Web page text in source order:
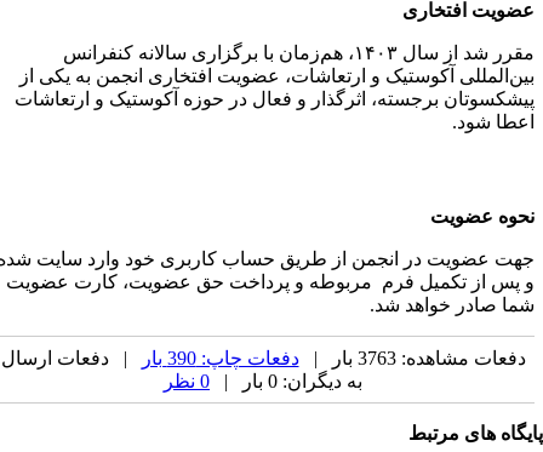
افتخاری
مقرر شد از سال ۱۴۰۳، هم‌زمان با برگزاری سالانه کنفرانس
آکوستیک و ارتعاشات، عضویت افتخاری انجمن به یکی از
برجسته، اثرگذار و فعال در حوزه آکوستیک و ارتعاشات
شود.
عضویت
عضویت در انجمن از طریق حساب کاربری خود وارد سایت شده
پس از تکمیل فرم مربوطه و پرداخت حق عضویت، کارت عضویت
صادر خواهد شد.
دفعات مشاهده: 3763 بار | دفعات چاپ: 390 بار
| دفعات ارسال
به دیگران: 0 بار |
های مرتبط